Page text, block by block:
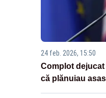
24 feb. 2026, 15:50
Complot
că plănuiau